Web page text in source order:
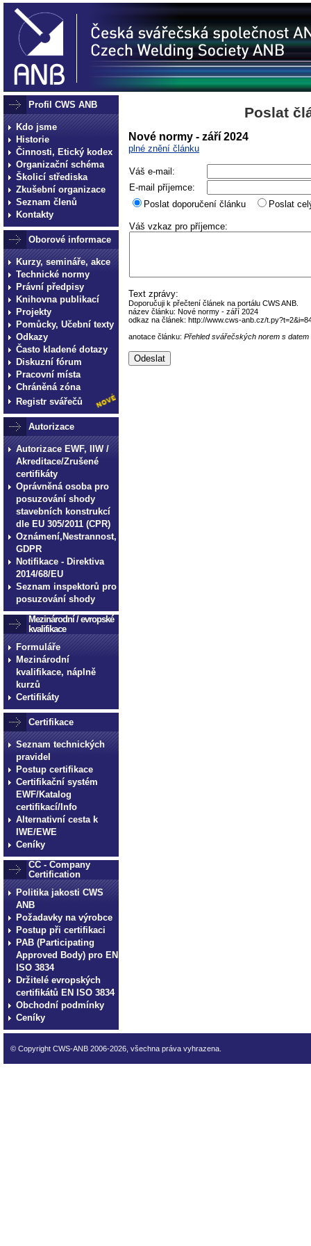
Profil CWS ANB
Kdo jsme
Historie
Činnosti, Etický kodex
Organizační schéma
Školicí střediska
Zkušební organizace
Seznam členů
Kontakty
Oborové informace
Kurzy, semináře, akce
Technické normy
Právní předpisy
Knihovna publikací
Projekty
Pomůcky, Učební texty
Odkazy
Často kladené dotazy
Diskuzní fórum
Pracovní místa
Chráněná zóna
Registr svářečů
Autorizace
Autorizace EWF, IIW /
Akreditace/Zrušené
certifikáty
Oprávněná osoba pro
posuzování shody
stavebních konstrukcí
dle EU 305/2011 (CPR)
Oznámení,Nestrannost,
GDPR
Notifikace - Direktiva
2014/68/EU
Seznam inspektorů pro
posuzování shody
Mezinárodní / evropské
kvalifikace
Formuláře
Mezinárodní
kvalifikace, náplně
kurzů
Certifikáty
Certifikace
Seznam technických
pravidel
Postup certifikace
Certifikační systém
EWF/Katalog
certifikací/Info
Alternativní cesta k
IWE/EWE
Ceníky
CC - Company
Certification
Politika jakosti CWS
ANB
Požadavky na výrobce
Postup při certifikaci
PAB (Participating
Approved Body) pro EN
ISO 3834
Držitelé evropských
certifikátů EN ISO 3834
Obchodní podmínky
Ceníky
Poslat
Nové normy - září 2024
plné znění článku
Váš e-mail:
E-mail příjemce:
Poslat doporučení článku
Poslat
Váš vzkaz pro příjemce:
Text zprávy:
Doporučuji k přečtení článek na portálu CWS ANB.
název článku: Nové normy - září 2024
odkaz na článek: http://www.cws-anb.cz/
anotace článku: Přehled svářečských norem s datem
© Copyright CWS-ANB 2006-2026, všechna práva vyhrazena.